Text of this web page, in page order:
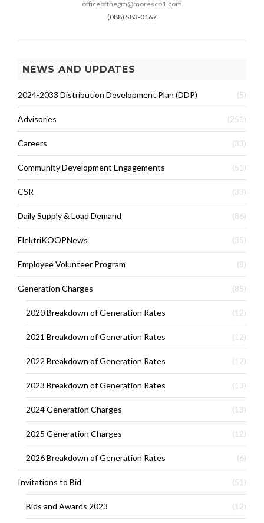
officeofthegm@moresco1.com
(088) 583-0167
NEWS AND UPDATES
2024-2033 Distribution Development Plan (DDP) (5)
Advisories (251)
Careers (33)
Community Development Engagements (51)
CSR (33)
Daily Supply & Load Demand (86)
ElektriKOOPNews (35)
Employee Volunteer Program (8)
Generation Charges (85)
2020 Breakdown of Generation Rates (12)
2021 Breakdown of Generation Rates (12)
2022 Breakdown of Generation Rates (12)
2023 Breakdown of Generation Rates (13)
2024 Generation Charges (13)
2025 Generation Charges (12)
2026 Breakdown of Generation Rates (6)
Invitations to Bid (51)
Bids and Awards 2023 (12)